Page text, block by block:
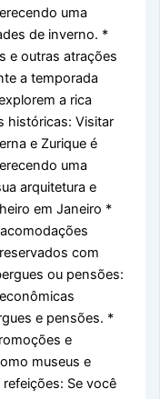
uma
de inverno. *
e outras atrações
a temporada
a rica
históricas: Visitar
e Zurique é
uma
arquitetura e
em Janeiro *
com
ou pensões:
e pensões. *
e
museus e
Se você